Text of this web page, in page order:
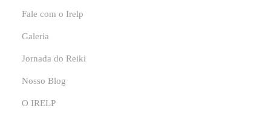
Fale com o Irelp
Galeria
Jornada do Reiki
Nosso Blog
O IRELP